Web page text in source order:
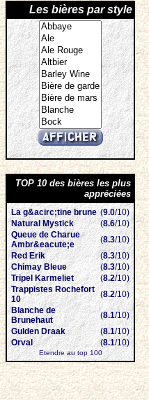
Les bières par style
TOP 10 des bières les plus
appréciées
La g&acirc;tine brune (9.0/10)
Natural Mystick
(8.6/10)
Queue de Charue
Ambr&eacute;e
(8.3/10)
Red Erik
(8.3/10)
Chimay Bleue
(8.3/10)
Tripel Karmeliet
(8.2/10)
Trappistes Rochefort
10
(8.2/10)
Blanche de
Brunehaut
(8.1/10)
Gulden Draak
(8.1/10)
Orval
(8.1/10)
Etendre au top 100